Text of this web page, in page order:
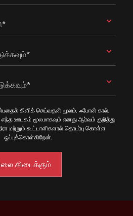
கிளிக் செய்வதன் மூலம், ஃபோன் கால்,
ஊடகம் மூலமாகவும் எனது ஆர்வம் குறித்து
மற்றும் கூட்டாளிகளால் தொடர்பு கொள்ள
ஒப்புக்கொள்கிறேன்.